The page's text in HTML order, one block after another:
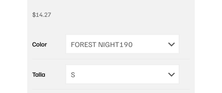
$14.27
Color
Talla